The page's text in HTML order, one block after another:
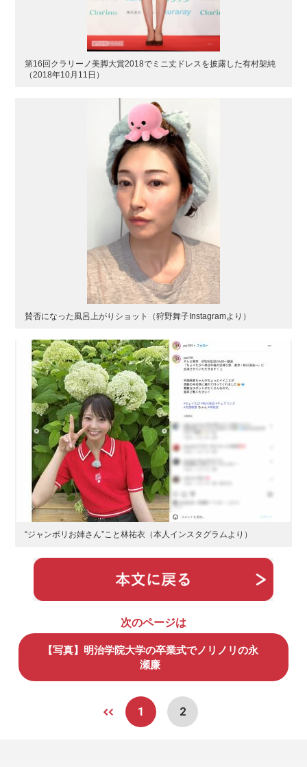
第16回クラリーノ美脚大賞2018でミニ丈ドレスを披露した有村架純
（2018年10月11日）
賛否になった風呂上がりショット（狩野舞子Instagramより）
“ジャンボリお姉さん”こと林祐衣（本人インスタグラムより）
次のページは
【写真】明治学院大学の卒業式でノリノリの永
瀬廉
1 2